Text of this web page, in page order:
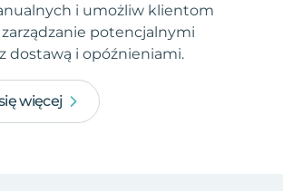
i umożliw klientom
potencjalnymi
dostawą i opóźnieniami.
więcej